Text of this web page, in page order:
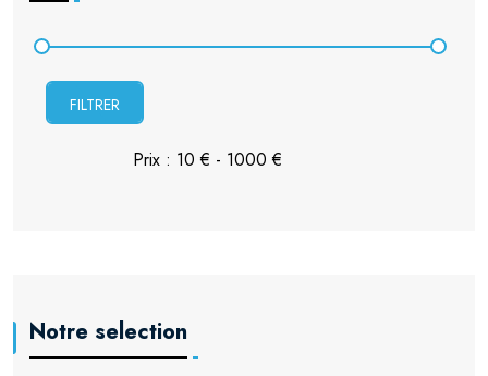
FILTRER
Notre selection